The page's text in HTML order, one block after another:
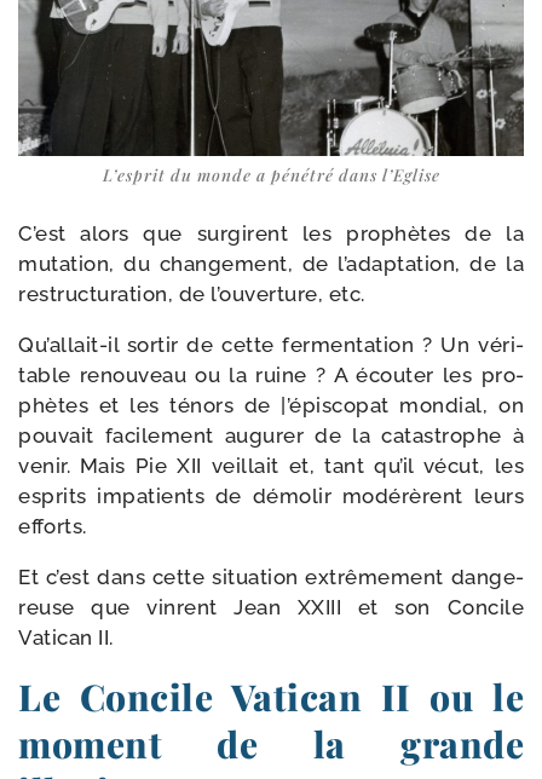
L’esprit du monde a péné­tré dans l’Eglise
C’est alors que sur­girent les pro­phètes de la
muta­tion, du chan­ge­ment, de l’adaptation, de la
restruc­tu­ra­tion, de l’ouverture, etc.
Qu’allait-il sor­tir de cette fer­men­ta­tion ? Un véri­
table renou­veau ou la ruine ? A écou­ter les pro­
phètes et les ténors de |’épis­co­pat mon­dial, on
pou­vait faci­le­ment augu­rer de la catas­trophe à
venir. Mais Pie XII veillait et, tant qu’il vécut, les
esprits impa­tients de démo­lir modé­rèrent leurs
efforts.
Et c’est dans cette situa­tion extrê­me­ment dan­ge­
reuse que vinrent Jean XXIII et son Concile
Vatican II.
Le Concile Vatican II ou le
moment de la grande